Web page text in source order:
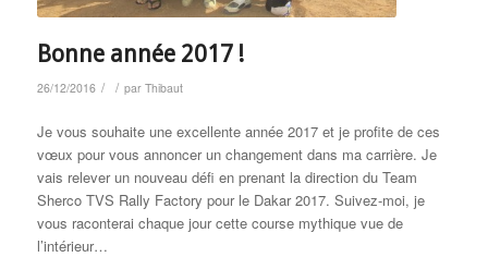
Bonne année 2017 !
26/12/2016 / / par Thibaut
Je vous souhaite une excellente année 2017 et je profite de ces
vœux pour vous annoncer un changement dans ma carrière. Je
vais relever un nouveau défi en prenant la direction du Team
Sherco TVS Rally Factory pour le Dakar 2017. Suivez-moi, je
vous raconterai chaque jour cette course mythique vue de
l’intérieur…